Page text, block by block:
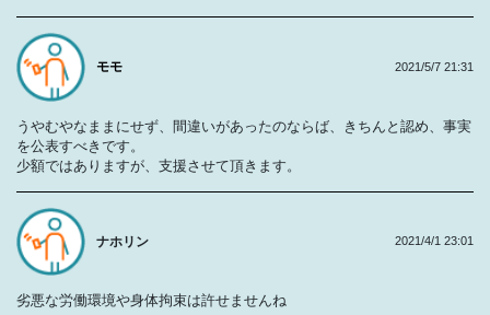
モモ
うやむやなままにせず、間違いがあったのならば、きちんと認め、事実
を公表すべきです。
少額ではありますが、支援させて頂きます。
2021/5/7 21:31
ナホリン
劣悪な労働環境や身体拘束は許せませんね
2021/4/1 23:01